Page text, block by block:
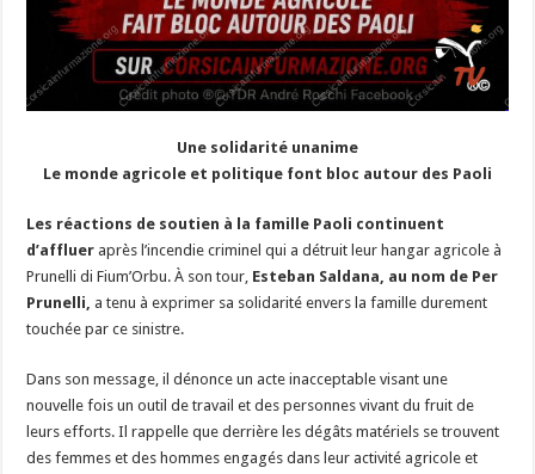
Une solidarité unanime
Le monde agricole et politique font bloc autour des Paoli
Les réactions de soutien à la famille Paoli continuent
d’affluer après l’incendie criminel qui a détruit leur hangar agricole à
Prunelli di Fium’Orbu. À son tour, Esteban Saldana, au nom de Per
Prunelli, a tenu à exprimer sa solidarité envers la famille durement
touchée par ce sinistre.
Dans son message, il dénonce un acte inacceptable visant une
nouvelle fois un outil de travail et des personnes vivant du fruit de
leurs efforts. Il rappelle que derrière les dégâts matériels se trouvent
des femmes et des hommes engagés dans leur activité agricole et